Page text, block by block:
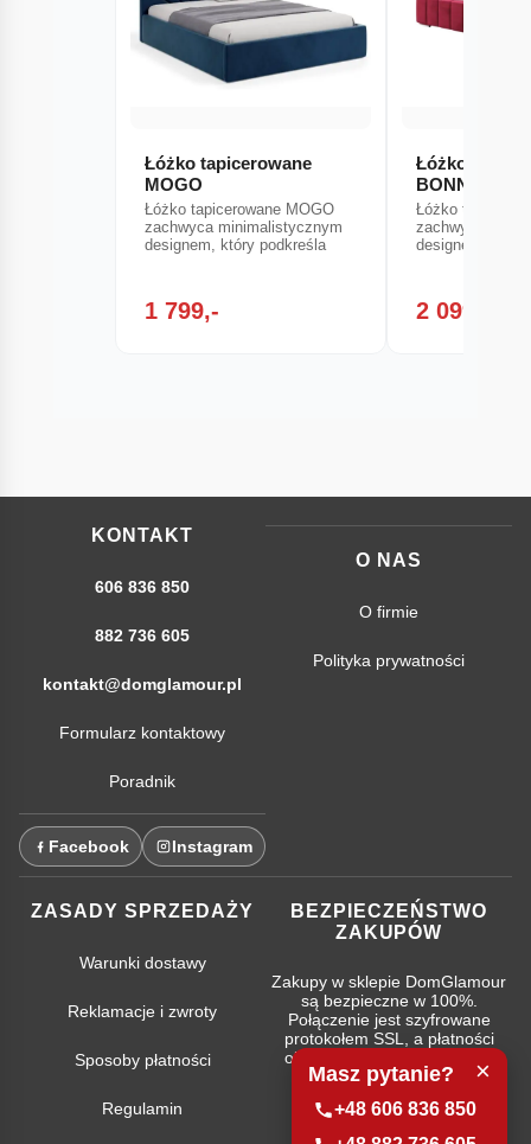
Łóżko tapicerowane
MOGO
Łóżko tapicerowane MOGO
zachwyca minimalistycznym
designem, który podkreśla
1 799,-
Łóżko
BONNY
Łóżko
zachwyca
designem, który
2 099,-
KONTAKT
606 836 850
882 736 605
kontakt@domglamour.pl
Formularz kontaktowy
Poradnik
Facebook Instagram
O NAS
O firmie
Polityka prywatności
ZASADY SPRZEDAŻY
Warunki dostawy
Reklamacje i zwroty
Sposoby płatności
Regulamin
BEZPIECZEŃSTWO
ZAKUPÓW
Zakupy w sklepie DomGlamour
są bezpieczne w 100%.
Połączenie jest szyfrowane
protokołem SSL, a płatności
obsługują najpopularniejsze
systemy bankowe.
×
Masz pytanie?
+48 606 836 850